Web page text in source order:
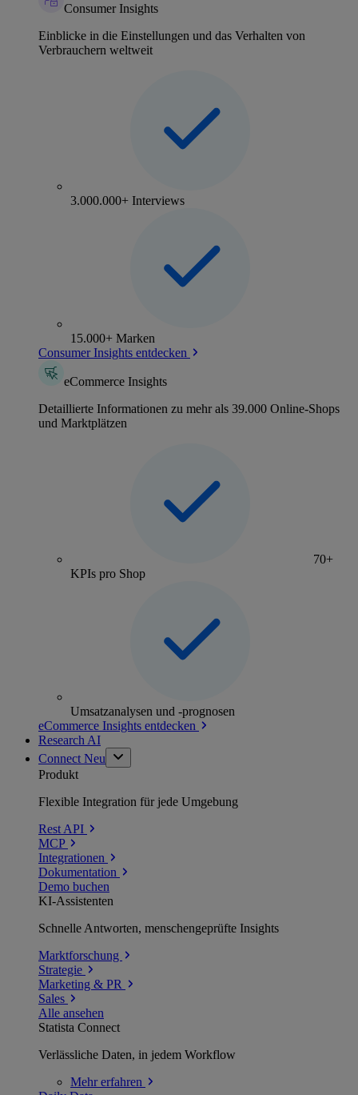
Consumer Insights
Einblicke in die Einstellungen und das Verhalten von
Verbrauchern weltweit
3.000.000+ Interviews
15.000+ Marken
Consumer Insights entdecken
eCommerce Insights
Detaillierte Informationen zu mehr als 39.000 Online-Shops
und Marktplätzen
70+
KPIs pro Shop
Umsatzanalysen und -prognosen
eCommerce Insights entdecken
Research AI
Connect Neu
Produkt
Flexible Integration für jede Umgebung
Rest API
MCP
Integrationen
Dokumentation
Demo buchen
KI-Assistenten
Schnelle Antworten, menschengeprüfte Insights
Marktforschung
Strategie
Marketing & PR
Sales
Alle ansehen
Statista Connect
Verlässliche Daten, in jedem Workflow
Mehrerfahren